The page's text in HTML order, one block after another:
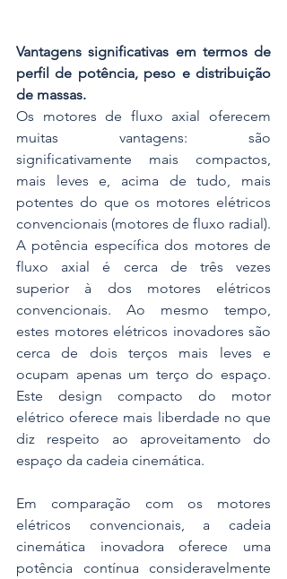
Vantagens significativas em termos de
perfil de potência, peso e distribuição
de massas.
Os motores de fluxo axial oferecem
muitas vantagens: são
significativamente mais compactos,
mais leves e, acima de tudo, mais
potentes do que os motores elétricos
convencionais (motores de fluxo radial).
A potência específica dos motores de
fluxo axial é cerca de três vezes
superior à dos motores elétricos
convencionais. Ao mesmo tempo,
estes motores elétricos inovadores são
cerca de dois terços mais leves e
ocupam apenas um terço do espaço.
Este design compacto do motor
elétrico oferece mais liberdade no que
diz respeito ao aproveitamento do
espaço da cadeia cinemática.
Em comparação com os motores
elétricos convencionais, a cadeia
cinemática inovadora oferece uma
potência contínua consideravelmente